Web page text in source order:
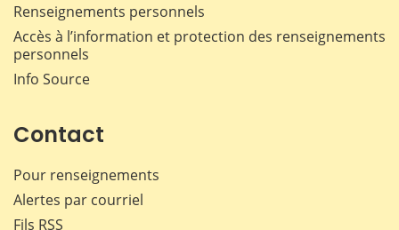
Renseignements personnels
Accès à l’information et protection des renseignements
personnels
Info Source
Contact
Pour renseignements
Alertes par courriel
Fils RSS